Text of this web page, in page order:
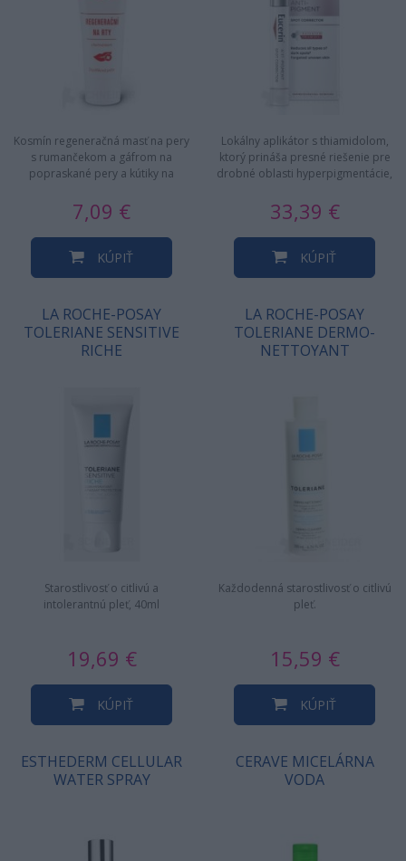
Kosmín regeneračná masť na pery
s rumančekom a gáfrom na
popraskané pery a kútiky na
7,09 €
KÚPIŤ
Lokálny aplikátor s thiamidolom,
ktorý prináša presné riešenie pre
drobné oblasti hyperpigmentácie,
33,39 €
KÚPIŤ
LA ROCHE-POSAY
TOLERIANE SENSITIVE
RICHE
Starostlivosť o citlivú a
intolerantnú pleť, 40ml
19,69 €
KÚPIŤ
LA ROCHE-POSAY
TOLERIANE DERMO-
NETTOYANT
Každodenná starostlivosť o citlivú
pleť.
15,59 €
KÚPIŤ
ESTHEDERM CELLULAR
WATER SPRAY
CERAVE MICELÁRNA
VODA